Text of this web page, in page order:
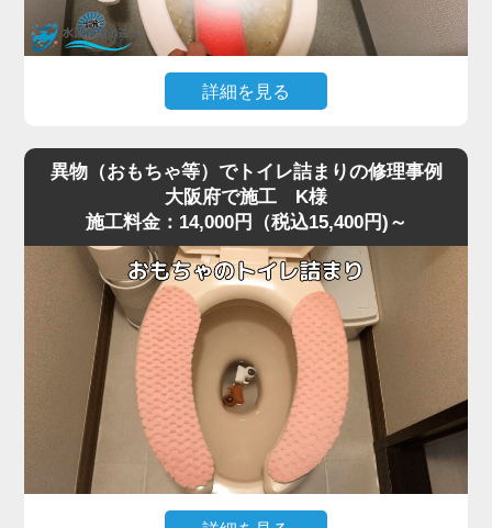
今回の現場では、表面的な処置では改善が見込めないた
め、便器を一度取り外して内部の閉塞箇所に直接アクセス
する方法を選択しました。
便器を脱着し、排水路の奥を確認すると、大きく膨れた猫
位置で塞いでいました。
固まりを丁寧に除去し、排水管内部も確認したうえで通水
テストを実施すると、問題なく排水が流れる状態に戻りま
した。
作業後、お客様には「流せると書かれている猫砂でも、実
際には詰まりやすい」「トイレに流さずゴミとして処理す
る方が安全」といった再発防止のポイントをお伝えしまし
猫砂の詰まりは便器内部の奥で固まるケースが多く、便器
脱着が必要になる重度詰まりとして非常に多いトラブルで
詳細を見る
流したところ水位がみるみる上昇し、まったく流れなくな
ったというご相談がありました。
現場に伺って状況を確認すると、便器の奥で胃内容物と食
べカスが固まり、節水型トイレ特有の弱い排水圧では奥へ
流れきらず、S字奥で完全に滞留している状態でした。
こうした嘔吐物の詰まりは表面では見えず、内部の奥深く
で団子状になって固まるため、ラバーカップではほとんど
動かないことが多いです。
今回のケースは大阪府の住宅で、排水管の角度が少し急だ
ったことも影響して詰まりが強固になっていました。
改善には業務用の高圧ポンプを使用し、便器内部の閉塞部
分に向けて圧力を段階的に加えて作業を実施しました。
急激な圧力は逆流を招くため負荷を確認しながら慎重に加
圧すると、数回の作業で固まった嘔吐物が崩れ、排水路の
異物（おもちゃ等）でトイレ詰まりの修理事例
大阪府で施工 K様
施工料金：14,000円（税込15,400円)～